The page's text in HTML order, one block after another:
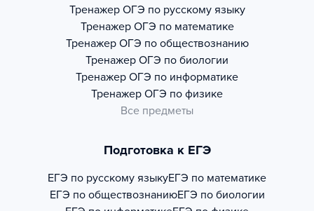
Тренажер ОГЭ по русскому языку
Тренажер ОГЭ по математике
Тренажер ОГЭ по обществознанию
Тренажер ОГЭ по биологии
Тренажер ОГЭ по информатике
Тренажер ОГЭ по физике
Все предметы
Подготовка к ЕГЭ
ЕГЭ по русскому языкуЕГЭ по математике
ЕГЭ по обществознаниюЕГЭ по биологии